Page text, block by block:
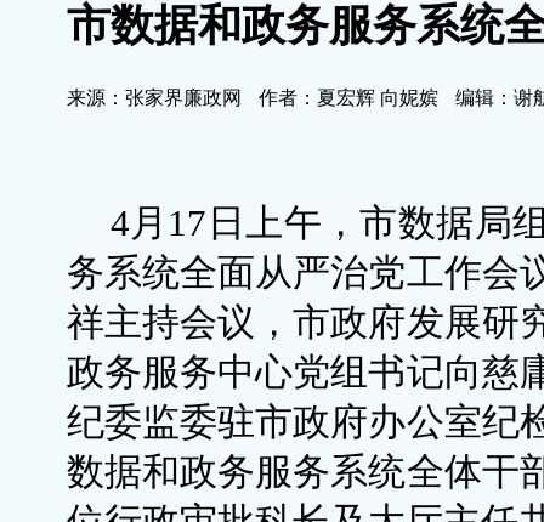
市数据和政务服务系统
来源：张家界廉政网 作者：夏宏辉 向妮嫔 编辑：谢
4月17日上午，市数据局
务系统全面从严治党工作会
祥主持会议，市政府发展研
政务服务中心党组书记向慈
纪委监委驻市政府办公室纪
数据和政务服务系统全体干